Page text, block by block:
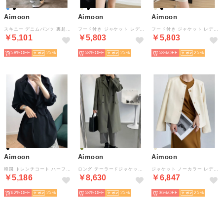
Aimoon
￥5,101
58% 25
Aimoon
￥5,803
58% 25
Aimoon
￥5,803
58% 25
Aimoon
￥5,186
62% 25
Aimoon
￥8,630
58% 25
Aimoon
￥6,847
36% 25